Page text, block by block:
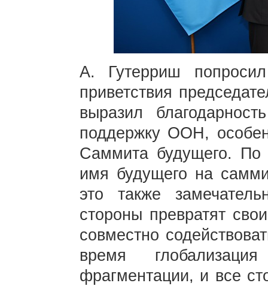
А. Гутерриш
приветствия
выразил
поддержку ООН,
Саммита будущего. По
имя будущего на
это также
стороны превратят
совместно
время
фрагментации, и все